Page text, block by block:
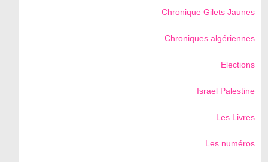
Chronique Gilets Jaunes
Chroniques algériennes
Elections
Israel Palestine
Les Livres
Les numéros